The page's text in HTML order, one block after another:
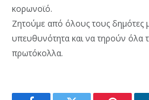
κορωνοϊό.
Ζητούμε από όλους τους δημότες
υπευθυνότητα και να τηρούν όλα
πρωτόκολλα.